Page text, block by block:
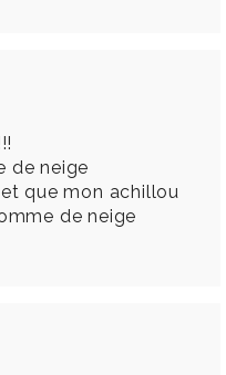
de neige
et que mon achillou
de neige